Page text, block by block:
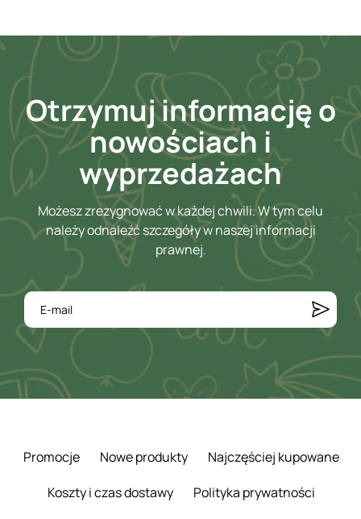
Otrzymuj informację o
nowościach i
wyprzedażach
Możesz zrezygnować w każdej chwili. W tym celu
należy odnaleźć szczegóły w naszej informacji
prawnej.
Promocje Nowe produkty
Najczęściej kupowane
Koszty i czas dostawy
Polityka prywatności